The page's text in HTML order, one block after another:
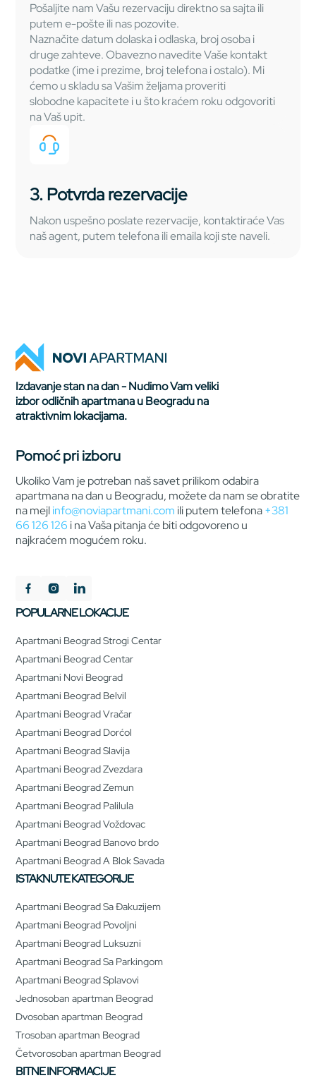
Pošaljite nam Vašu rezervaciju direktno sa sajta ili
putem e-pošte ili nas pozovite.
Naznačite datum dolaska i odlaska, broj osoba i
druge zahteve. Obavezno navedite Vaše kontakt
podatke (ime i prezime, broj telefona i ostalo). Mi
ćemo u skladu sa Vašim željama proveriti
slobodne kapacitete i u što kraćem roku odgovoriti
na Vaš upit.
3. Potvrda rezervacije
Nakon uspešno poslate rezervacije, kontaktiraće Vas
naš agent, putem telefona ili emaila koji ste naveli.
Izdavanje stan na dan - Nudimo Vam veliki
izbor odličnih apartmana u Beogradu na
atraktivnim lokacijama.
Pomoć pri izboru
Ukoliko Vam je potreban naš savet prilikom odabira
apartmana na dan u Beogradu, možete da nam se obratite
na mejlinfo@noviapartmani.com ili putem telefona+381
66 126 126 i na Vaša pitanja će biti odgovoreno u
najkraćem mogućem roku.
POPULARNE LOKACIJE
Apartmani Beograd Strogi Centar
Apartmani Beograd Centar
Apartmani Novi Beograd
Apartmani Beograd Belvil
Apartmani Beograd Vračar
Apartmani Beograd Dorćol
Apartmani Beograd Slavija
Apartmani Beograd Zvezdara
Apartmani Beograd Zemun
Apartmani Beograd Palilula
Apartmani Beograd Voždovac
Apartmani Beograd Banovo brdo
Apartmani Beograd A Blok Savada
ISTAKNUTE KATEGORIJE
Apartmani Beograd Sa Đakuzijem
Apartmani Beograd Povoljni
Apartmani Beograd Luksuzni
Apartmani Beograd Sa Parkingom
Apartmani Beograd Splavovi
Jednosoban apartman Beograd
Dvosoban apartman Beograd
Trosoban apartman Beograd
Četvorosoban apartman Beograd
BITNE INFORMACIJE